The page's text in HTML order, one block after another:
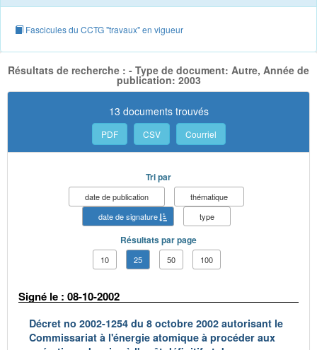
Fascicules du CCTG "travaux" en vigueur
Résultats de recherche : - Type de document: Autre, Année de
publication: 2003
13 documents trouvés
PDF CSV Courriel
Tri par
date de publication
thématique
date de signature
type
Résultats par page
10 25 50 100
Signé le : 08-10-2002
Décret no 2002-1254 du 8 octobre 2002 autorisant le
Commissariat à l'énergie atomique à procéder aux